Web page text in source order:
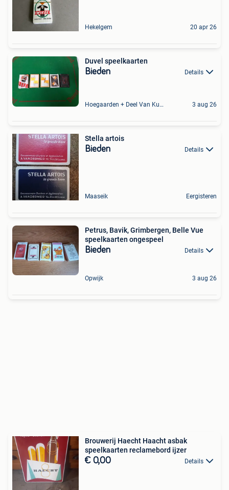
Hekelgem 20 apr 26
Duvel speelkaarten
Bieden Details
Hoegaarden + Deel Van Kumtich + Deel Van Tienen 3 aug 26
Stella artois
Bieden Details
Maaseik Eergisteren
Petrus, Bavik, Grimbergen, Belle Vue
speelkaarten ongespeel
Bieden Details
Opwijk 3 aug 26
Brouwerij Haecht Haacht asbak
speelkaarten reclamebord ijzer
€ 0,00 Details